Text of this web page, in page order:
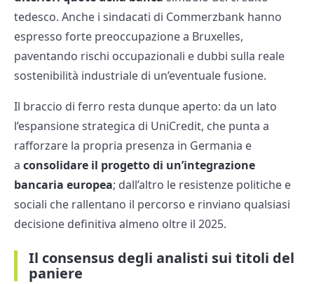
tedesco. Anche i sindacati di Commerzbank hanno
espresso forte preoccupazione a Bruxelles,
paventando rischi occupazionali e dubbi sulla reale
sostenibilità industriale di un’eventuale fusione.
Il braccio di ferro resta dunque aperto: da un lato
l’espansione strategica di UniCredit, che punta a
rafforzare la propria presenza in Germania e
a consolidare il progetto di un’integrazione
bancaria europea; dall’altro le resistenze politiche e
sociali che rallentano il percorso e rinviano qualsiasi
decisione definitiva almeno oltre il 2025.
Il consensus degli analisti sui titoli del
paniere